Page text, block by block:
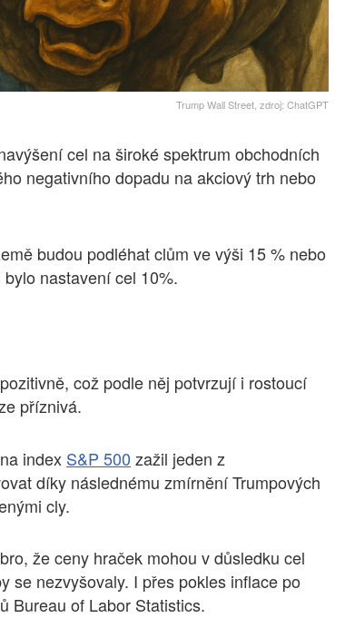
Trump Wall Street, zdroj: ChatGPT
cel na široké spektrum obchodních
negativního dopadu na akciový trh nebo
budou podléhat clům ve výši 15 % nebo
nastavení cel 10%.
což podle něj potvrzují i rostoucí
příznivá.
index S&P 500 zažil jeden z
díky následnému zmírnění Trumpových
cly.
že ceny hraček mohou v důsledku cel
se nezvyšovaly. I přes pokles inflace po
Bureau of Labor Statistics.